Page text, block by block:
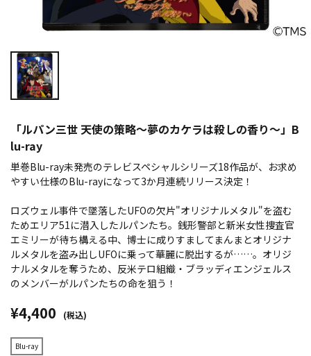
「ルパン三世 天使の策略～夢のカケラは殺しの香り～」B
lu-ray
単巻Blu-ray未発売のテレビスペシャルシリーズ18作品が、お求め
やすい仕様のBlu-rayになって3か月連続リリース決定！
ロズウェル事件で墜落したUFOの欠片"オリジナルメタル"を盗む
ためエリア51に潜入したルパンたち。銭形警部と新米女性捜査官
エミリーが待ち構える中、博士に成りすましてまんまとオリジナ
ルメタルを盗み出しUFOに乗って華麗に脱出するが……。オリジ
ナルメタルを奪うため、反米テロ組織・ブラッディエンジェルス
のメンバーがルパンたちの命を狙う！
¥4,400 (税込)
Blu-ray